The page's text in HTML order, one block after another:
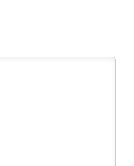
je "kupovina
partija, a ne po želji